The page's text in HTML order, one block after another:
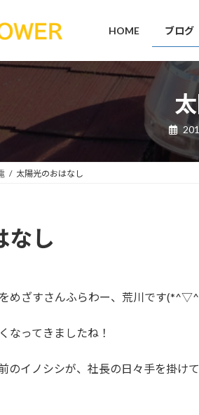
HOME ブログ
太陽光のおはなし
なし
めざすさんふらわー、荒川です
なってきましたね！
のイノシシが、社長の日々手を掛け